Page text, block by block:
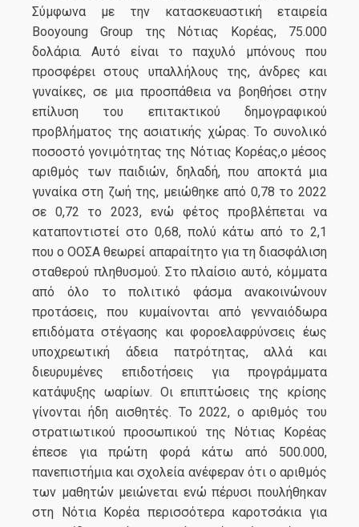
Σύμφωνα με την κατασκευαστική εταιρεία
Booyoung Group της Νότιας Κορέας, 75.000
δολάρια. Αυτό είναι το παχυλό μπόνους που
προσφέρει στους υπαλλήλους της, άνδρες και
γυναίκες, σε μια προσπάθεια να βοηθήσει στην
επίλυση του επιτακτικού δημογραφικού
προβλήματος της ασιατικής χώρας. Το συνολικό
ποσοστό γονιμότητας της Νότιας Κορέας,ο μέσος
αριθμός των παιδιών, δηλαδή, που αποκτά μια
γυναίκα στη ζωή της, μειώθηκε από 0,78 το 2022
σε 0,72 το 2023, ενώ φέτος προβλέπεται να
καταποντιστεί στο 0,68, πολύ κάτω από το 2,1
που ο ΟΟΣΑ θεωρεί απαραίτητο για τη διασφάλιση
σταθερού πληθυσμού. Στο πλαίσιο αυτό, κόμματα
από όλο το πολιτικό φάσμα ανακοινώνουν
προτάσεις, που κυμαίνονται από γενναιόδωρα
επιδόματα στέγασης και φοροελαφρύνσεις έως
υποχρεωτική άδεια πατρότητας, αλλά και
διευρυμένες επιδοτήσεις για προγράμματα
κατάψυξης ωαρίων. Οι επιπτώσεις της κρίσης
γίνονται ήδη αισθητές. Το 2022, ο αριθμός του
στρατιωτικού προσωπικού της Νότιας Κορέας
έπεσε για πρώτη φορά κάτω από 500.000,
πανεπιστήμια και σχολεία ανέφεραν ότι ο αριθμός
των μαθητών μειώνεται ενώ πέρυσι πουλήθηκαν
στη Νότια Κορέα περισσότερα καροτσάκια για